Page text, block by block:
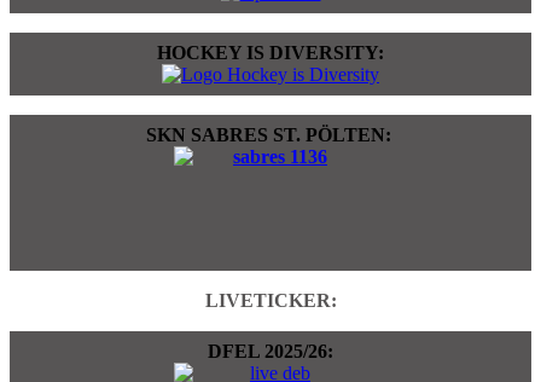
HOCKEY IS DIVERSITY:
SKN SABRES ST. PÖLTEN:
LIVETICKER:
DFEL 2025/26: